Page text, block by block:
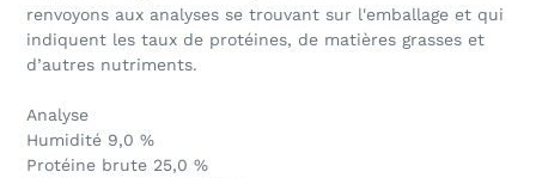
renvoyons aux analyses se trouvant sur l'emballage et qui
indiquent les taux de protéines, de matières grasses et
d’autres nutriments.
Analyse
Humidité 9,0 %
Protéine brute 25,0 %